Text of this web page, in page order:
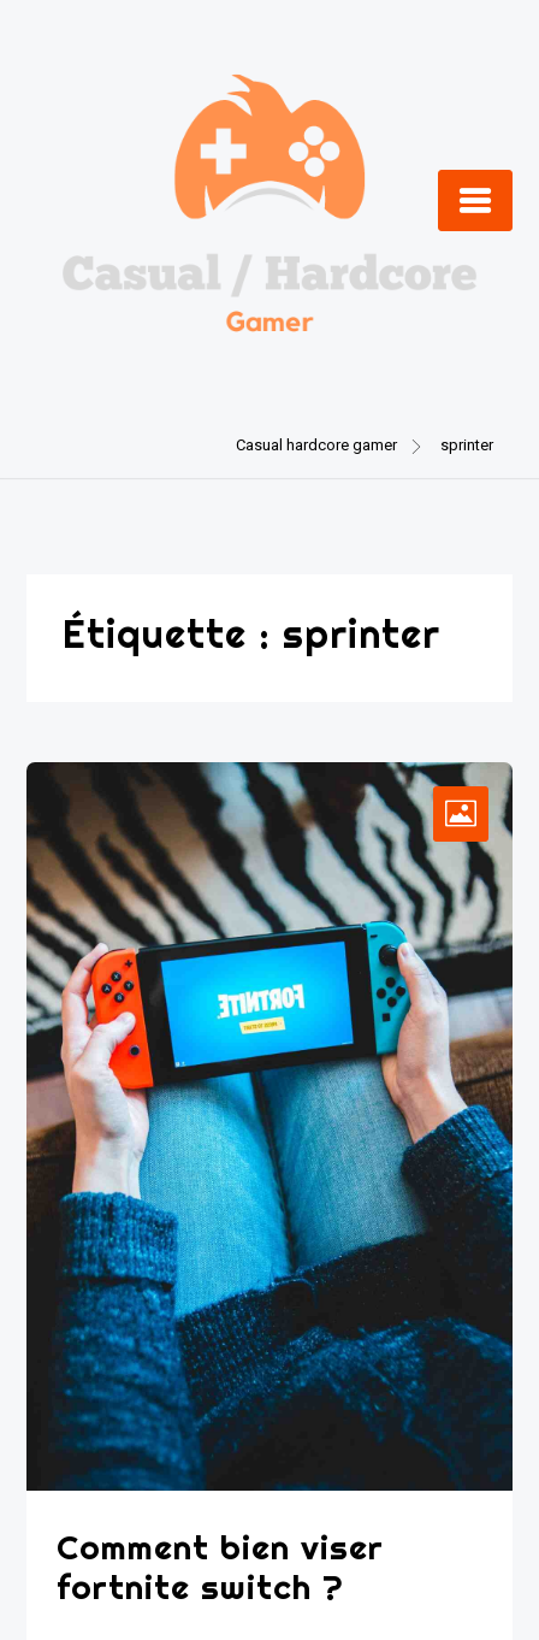
Casual hardcore gamer sprinter
Étiquette : sprinter
Comment bien viser
fortnite switch ?